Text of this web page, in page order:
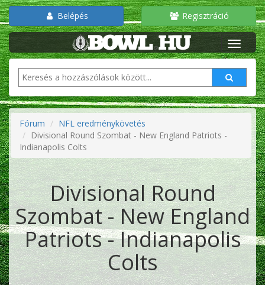
Belépés Regisztráció
Fórum
NFL eredménykövetés
Divisional Round Szombat - New England Patriots -
Indianapolis Colts
Divisional Round
Szombat - New England
Patriots - Indianapolis
Colts